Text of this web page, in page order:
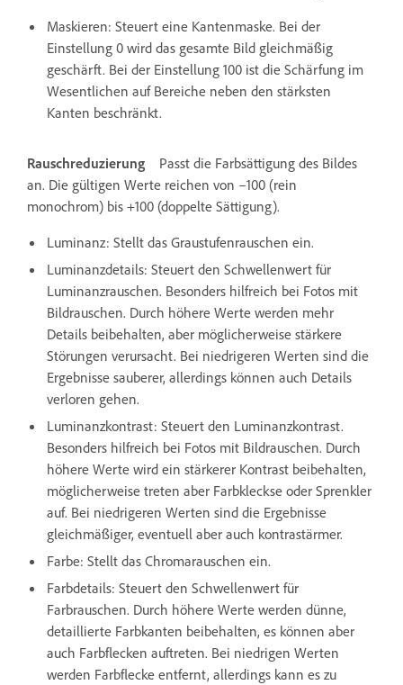
Maskieren: Steuert eine Kantenmaske. Bei der
Einstellung 0 wird das gesamte Bild gleichmäßig
geschärft. Bei der Einstellung 100 ist die Schärfung im
Wesentlichen auf Bereiche neben den stärksten
Kanten beschränkt.
Rauschreduzierung
Passt die Farbsättigung des Bildes
an. Die gültigen Werte reichen von –100 (rein
monochrom) bis +100 (doppelte Sättigung).
Luminanz: Stellt das Graustufenrauschen ein.
Luminanzdetails: Steuert den Schwellenwert für
Luminanzrauschen. Besonders hilfreich bei Fotos mit
Bildrauschen. Durch höhere Werte werden mehr
Details beibehalten, aber möglicherweise stärkere
Störungen verursacht. Bei niedrigeren Werten sind die
Ergebnisse sauberer, allerdings können auch Details
verloren gehen.
Luminanzkontrast: Steuert den Luminanzkontrast.
Besonders hilfreich bei Fotos mit Bildrauschen. Durch
höhere Werte wird ein stärkerer Kontrast beibehalten,
möglicherweise treten aber Farbkleckse oder Sprenkler
auf. Bei niedrigeren Werten sind die Ergebnisse
gleichmäßiger, eventuell aber auch kontrastärmer.
Farbe: Stellt das Chromarauschen ein.
Farbdetails: Steuert den Schwellenwert für
Farbrauschen. Durch höhere Werte werden dünne,
detaillierte Farbkanten beibehalten, es können aber
auch Farbflecken auftreten. Bei niedrigen Werten
werden Farbflecke entfernt, allerdings kann es zu